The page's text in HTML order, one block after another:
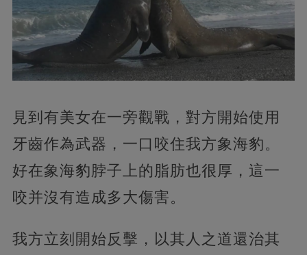
見到有美女在一旁觀戰，對方開始使用
牙齒作為武器，一口咬住我方象海豹。
好在象海豹脖子上的脂肪也很厚，這一
咬并沒有造成多大傷害。
我方立刻開始反擊，以其人之道還治其